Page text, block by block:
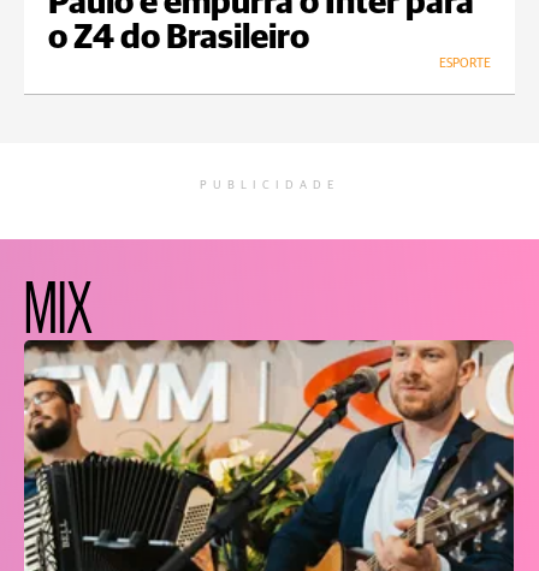
o Z4 do Brasileiro
ESPORTE
PUBLICIDADE
MIX